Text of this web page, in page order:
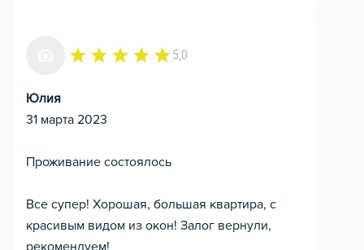
5,0
Юлия
31 марта 2023
Проживание состоялось
Все супер! Хорошая, большая квартира, с
красивым видом из окон! Залог вернули,
рекомендуем!